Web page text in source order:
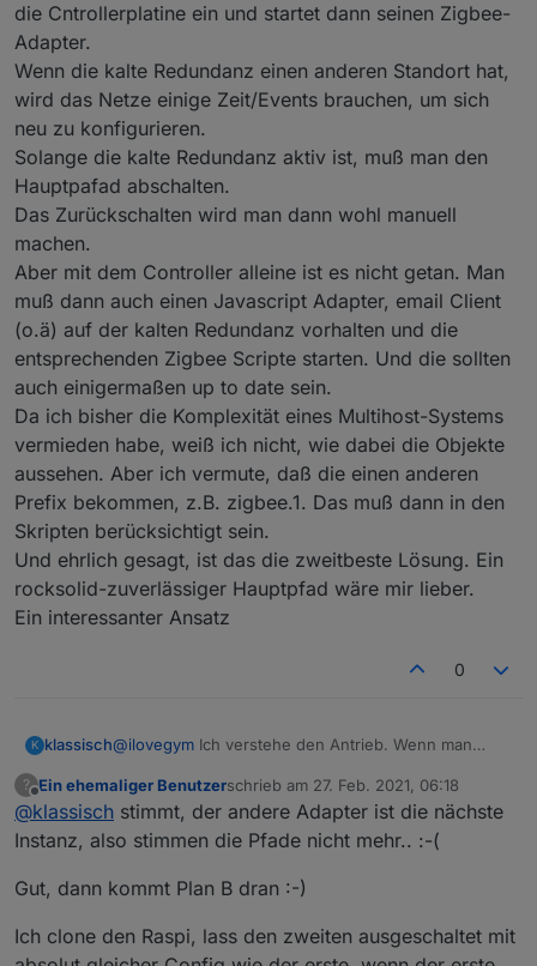
die Cntrollerplatine ein und startet dann seinen Zigbee-
Adapter.
Wenn die kalte Redundanz einen anderen Standort hat,
wird das Netze einige Zeit/Events brauchen, um sich
neu zu konfigurieren.
Solange die kalte Redundanz aktiv ist, muß man den
Hauptpafad abschalten.
Das Zurückschalten wird man dann wohl manuell
machen.
Aber mit dem Controller alleine ist es nicht getan. Man
muß dann auch einen Javascript Adapter, email Client
(o.ä) auf der kalten Redundanz vorhalten und die
entsprechenden Zigbee Scripte starten. Und die sollten
auch einigermaßen up to date sein.
Da ich bisher die Komplexität eines Multihost-Systems
vermieden habe, weiß ich nicht, wie dabei die Objekte
aussehen. Aber ich vermute, daß die einen anderen
Prefix bekommen, z.B. zigbee.1. Das muß dann in den
Skripten berücksichtigt sein.
Und ehrlich gesagt, ist das die zweitbeste Lösung. Ein
rocksolid-zuverlässiger Hauptpfad wäre mir lieber.
Ein interessanter Ansatz
0
K klassisch@ilovegym Ich verstehe den Antrieb. Wenn man
macht, will man hone Verfügbarkeit.
Als Zigbeeneuling verstehe ich aber nicht genug
davon.
sobald sie bestromt und bedatet sind.
eingeschalteten und bedateten Zustand parallel
bereiben kann. Oder hast Du das schon einmal
?
Offline
Ein ehemaliger Benutzerschrieb am 27. Feb. 2021, 06:18
zuletzt editiert von
@klassisch stimmt, der andere Adapter ist die nächste
Instanz, also stimmen die Pfade nicht mehr.. :-(
Gut, dann kommt Plan B dran :-)
Ich clone den Raspi, lass den zweiten ausgeschaltet mit